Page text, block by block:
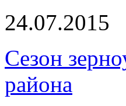
24.07.2015
Сезон
района